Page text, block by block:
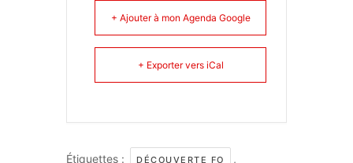
+ Ajouter à mon Agenda Google
+ Exporter vers iCal
Étiquettes : DÉCOUVERTE FO ,